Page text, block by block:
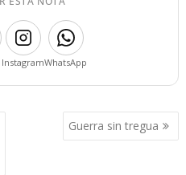
InstagramWhatsApp
Guerra sin tregua